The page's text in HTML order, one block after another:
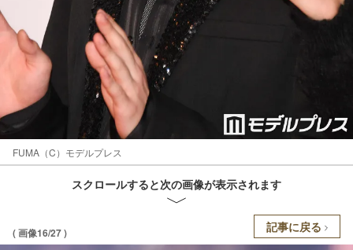
FUMA（C）モデルプレス
スクロールすると次の画像が表示されます
( 画像16/27 ) 記事に戻る